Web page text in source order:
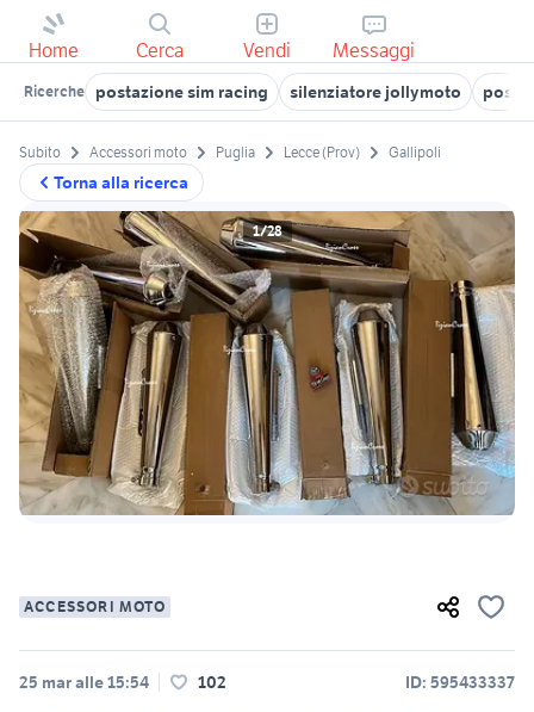
Home Cerca Vendi Messaggi
Ricerche postazione sim racing silenziatore jollymoto pos
Torna alla ricerca
Subito Accessori moto Puglia Lecce (Prov) Gallipoli
1/28
ACCESSORI MOTO
25 mar alle 15:54 102 ID: 595433337